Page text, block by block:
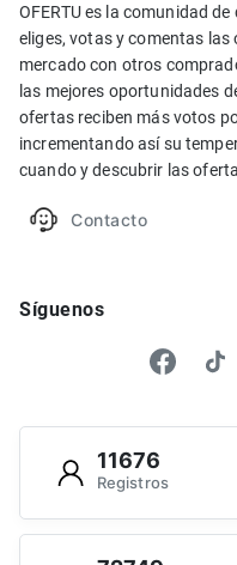
OFERTU es la comunidad
eliges, votas y comentas las
mercado con otros
las mejores oportunidades
ofertas reciben más votos
incrementando así su
cuando y descubrir las
Contacto
Síguenos
11676
Registros